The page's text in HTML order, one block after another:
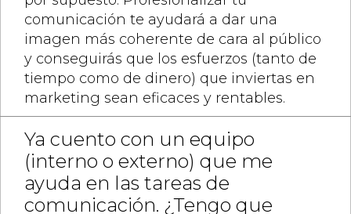
comunicación te ayudará a dar una
imagen más coherente de cara al público
y conseguirás que los esfuerzos (tanto de
tiempo como de dinero) que inviertas en
marketing sean eficaces y rentables.
Ya cuento con un equipo
(interno o externo) que me
ayuda en las tareas de
comunicación. ¿Tengo que